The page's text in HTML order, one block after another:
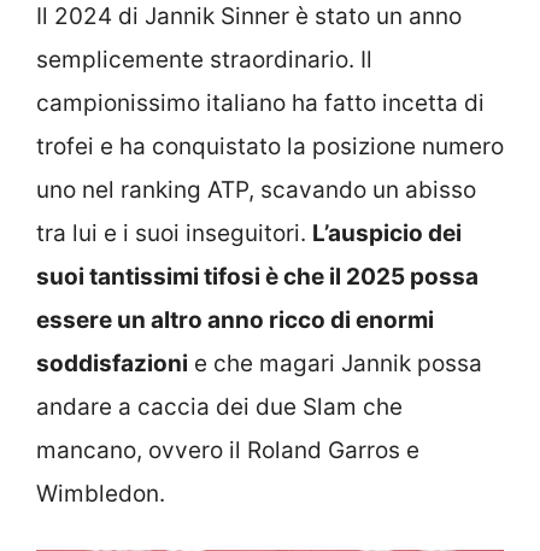
Il 2024 di Jannik Sinner è stato un anno
semplicemente straordinario. Il
campionissimo italiano ha fatto incetta di
trofei e ha conquistato la posizione numero
uno nel ranking ATP, scavando un abisso
tra lui e i suoi inseguitori. L’auspicio dei
suoi tantissimi tifosi è che il 2025 possa
essere un altro anno ricco di enormi
soddisfazioni e che magari Jannik possa
andare a caccia dei due Slam che
mancano, ovvero il Roland Garros e
Wimbledon.